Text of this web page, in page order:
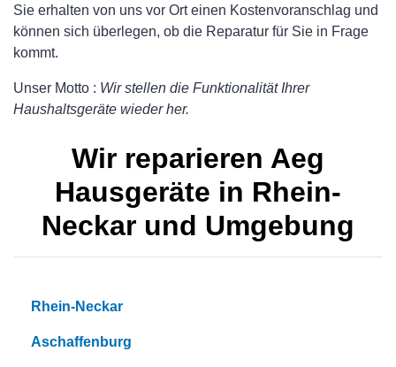
Sie erhalten von uns vor Ort einen Kostenvoranschlag und
können sich überlegen, ob die Reparatur für Sie in Frage
kommt.
Unser Motto : Wir stellen die Funktionalität Ihrer
Haushaltsgeräte wieder her.
Wir reparieren Aeg
Hausgeräte in Rhein-
Neckar und Umgebung
Rhein-Neckar
Aschaffenburg